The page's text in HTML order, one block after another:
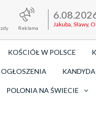
Reklama Jakuba, Sławy,
KOŚCIÓŁ W POLSCE
POLONIA NA ŚWIECIE